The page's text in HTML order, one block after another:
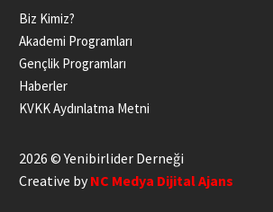
Biz Kimiz?
Akademi Programları
Gençlik Programları
Haberler
KVKK Aydınlatma Metni
2026 © Yenibirlider Derneği
Creative by NC Medya Dijital Ajans